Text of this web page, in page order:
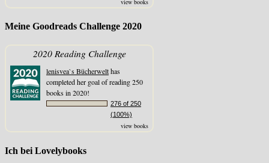
Meine Goodreads Challenge 2020
2020 Reading Challenge
lenisvea`s Bücherwelthas
completed her goal of reading 250
books in 2020!
276 of 250
(100%)
view books
Ich bei Lovelybooks